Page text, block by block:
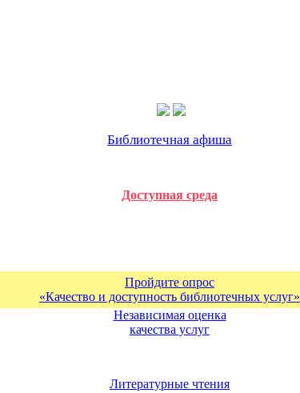
Библиотечная афиша
Доступная среда
Пройдите опрос
«Качество и доступность библиотечных услуг»
Независимая оценка
качества услуг
Литературные чтения